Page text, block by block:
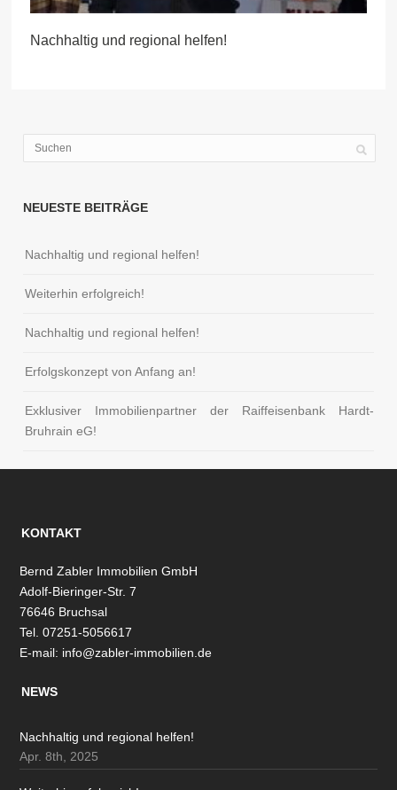
Nachhaltig und regional helfen!
NEUESTE BEITRÄGE
Nachhaltig und regional helfen!
Weiterhin erfolgreich!
Nachhaltig und regional helfen!
Erfolgskonzept von Anfang an!
Exklusiver Immobilienpartner der Raiffeisenbank Hardt-
Bruhrain eG!
KONTAKT
Bernd Zabler Immobilien GmbH
Adolf-Bieringer-Str. 7
76646 Bruchsal
Tel. 07251-5056617
E-mail: info@zabler-immobilien.de
NEWS
Nachhaltig und regional helfen!
Apr. 8th, 2025